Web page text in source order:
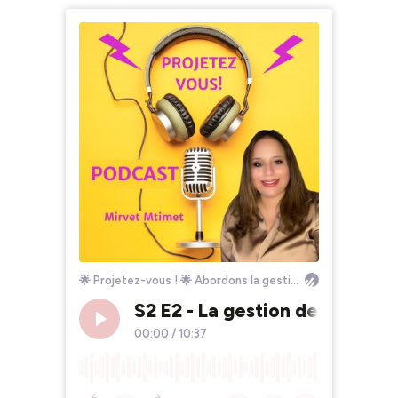
🌟 Projetez-vous ! 🌟 Abordons la gestion de projet sans complexe.
S2 E2 - La gestion de projet
00:00 / 10:37